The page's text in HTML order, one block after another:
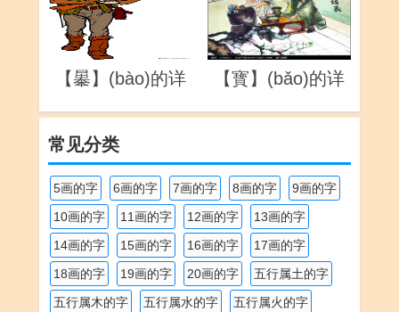
【曓】(bào)的详
【寳】(bǎo)的详
常见分类
5画的字 6画的字 7画的字 8画的字
9画的字
10画的字
11画的字 12画的字
13画的字
14画的字
15画的字 16画的字
17画的字
18画的字
19画的字 20画的字
五行属土的字
五行属木的字
五行属水的字
五行属火的字